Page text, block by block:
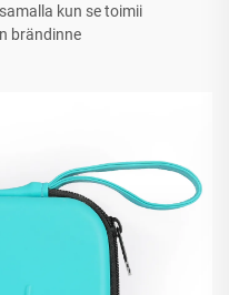
kun se toimii
brändinne